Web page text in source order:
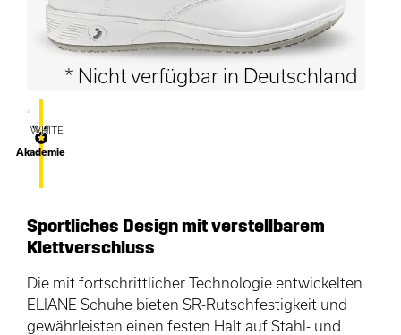
* Nicht verfügbar in Deutschland
WHITE
Akademie
Sportliches Design mit verstellbarem
Klettverschluss
Die mit fortschrittlicher Technologie entwickelten
ELIANE Schuhe bieten SR-Rutschfestigkeit und
gewährleisten einen festen Halt auf Stahl- und